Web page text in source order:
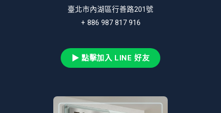
臺北市內湖區行善路201號
+ 886 987 817 916
▶ 點擊加入 LINE 好友